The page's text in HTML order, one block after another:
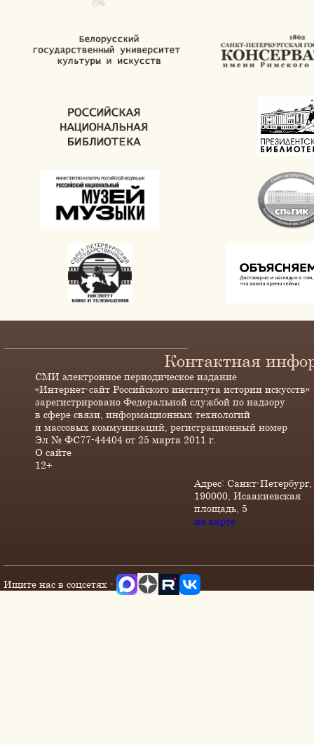
Контактная
СМИ электронное периодическое издание
«Интернет-сайт Российского института истории искусств»
зарегистрировано Федеральной службой по надзору
в сфере связи, информационных технологий
и массовых коммуникаций, регистрационный номер
Эл № ФС77-44404 от 25 марта 2011 г.
О сайте
12+
Адрес: Санкт-Петербург,
190000, Исаакиевская
площадь, 5
на карте
Ищите нас в соцсетях -